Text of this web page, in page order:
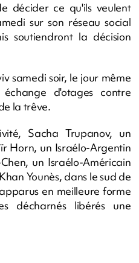
décider ce qu'ils veulent
sur son réseau social
soutiendront la décision
samedi soir, le jour même
d'otages contre
la trêve.
Sacha Trupanov, un
Horn, un Israélo-Argentin
un Israélo-Américain
Younès, dans le sud de
en meilleure forme
décharnés libérés une